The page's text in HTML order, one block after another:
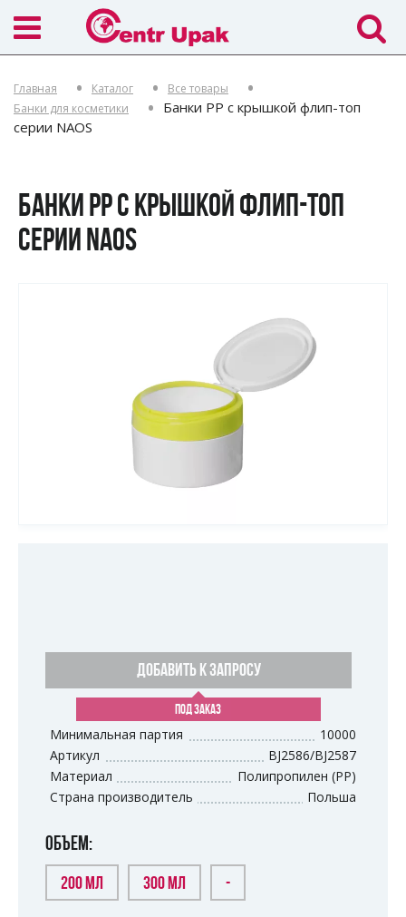
Главная Каталог
Все товары
Банки для косметики
Банки PP с крышкой флип-топ
серии NAOS
БАНКИ PP С КРЫШКОЙ ФЛИП-ТОП
СЕРИИ NAOS
ДОБАВИТЬ К ЗАПРОСУ
ПОД ЗАКАЗ
Минимальная партия
10000
Артикул
BJ2586/BJ2587
Материал
Полипропилен (PP)
Страна производитель
Польша
ОБЪЕМ:
200 МЛ 300 МЛ -